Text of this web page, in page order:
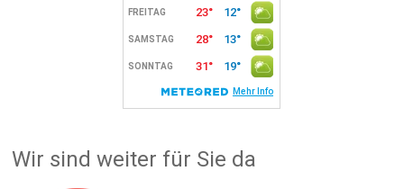
Wir sind weiter für Sie da